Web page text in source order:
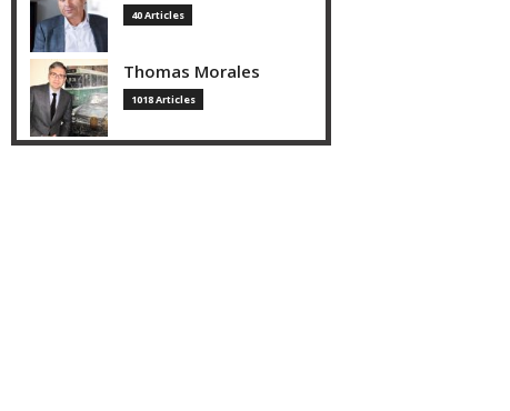
40 Articles
Thomas Morales
1018 Articles